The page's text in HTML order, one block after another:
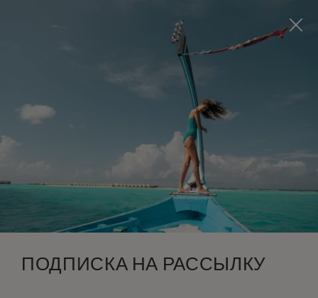
to enhance your experience
and make your visit easier and more comfortable.
ЗАБРОНИРОВАТЬ
БЕСПЛАТНАЯ ОТМЕНА
ПОДПИСКА НА РАССЫЛКУ